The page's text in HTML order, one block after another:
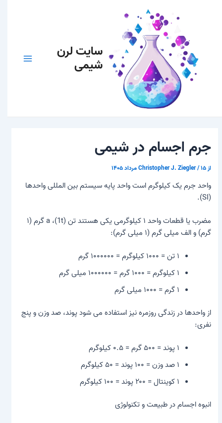
سایت لرن
شیمی
جرم اجسام در شیمی
از Christopher J. Ziegler/۱۵ مرداد ۱۴۰۵
واحد جرم یک کیلوگرم استواحد پایه سیستم بین المللی واحدها
(SI).
مضرب یا قطعات واحد ۱ کیلوگرمی یکی هستند
تن(1t)، a گرم (۱
گرم) و الف میلی گرم(۱ میلی گرم):
۱ تن = ۱۰۰۰ کیلوگرم = ۱۰۰۰۰۰۰ گرم
۱ کیلوگرم = ۱۰۰۰ گرم = ۱۰۰۰۰۰۰ میلی گرم
۱ گرم = ۱۰۰۰ میلی گرم
از واحدها در زندگی روزمره نیز استفاده می شودپوند،صد وزنوپنج
نفری:
۱ پوند = ۵۰۰ گرم = ۰.۵ کیلوگرم
۱ صد وزن = ۱۰۰ پوند = ۵۰ کیلوگرم
۱ کوینتال = ۲۰۰ پوند = ۱۰۰ کیلوگرم
انبوه اجسام در طبیعت و تکنولوژی
بهترین قیمت مواد شیمیایی را از
ما بخواهید
برای خرید انواع مواد شیمیایی
با ما تماس بگیرید.
۰۹۳۸۲۲۷۲۸۰۶